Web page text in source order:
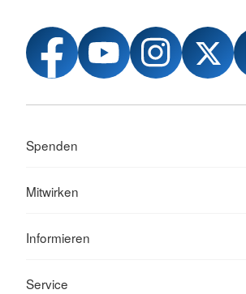
Spenden
Mitwirken
Informieren
Service